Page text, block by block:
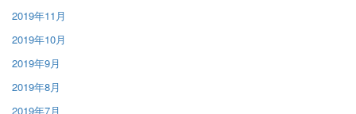
2019年11月
2019年10月
2019年9月
2019年8月
2019年7月